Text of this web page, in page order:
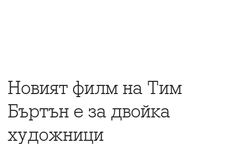
Новият филм на Тим
Бъртън е за двойка
художници